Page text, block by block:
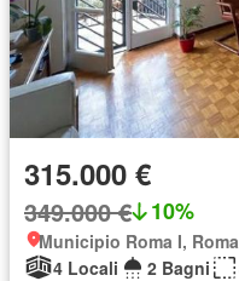
315.000 €
349.000 € 10%
Municipio Roma I,
4 Locali
2 Bagni